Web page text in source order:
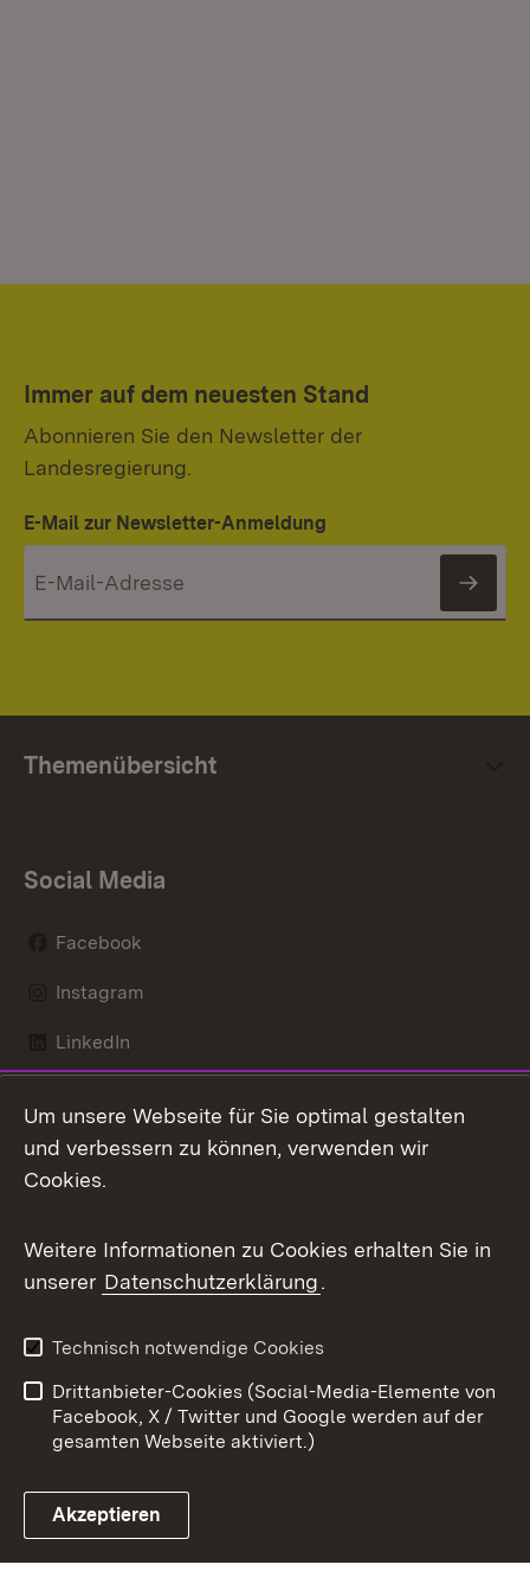
Immer auf dem neuesten Stand
Abonnieren Sie den Newsletter der
Landesregierung.
E-Mail zur Newsletter-Anmeldung
Themenübersicht
Social Media
Facebook
Instagram
LinkedIn
X / Twitter
Youtube
Link zum Landesportal
Kontakt
Datenschutz
Barrierefreiheit
Impressum
Cookies
Um unsere Webseite für Sie optimal gestalten
und verbessern zu können, verwenden wir
Cookies.
Weitere Informationen zu Cookies erhalten Sie in
unserer Datenschutzerklärung.
Technisch notwendige Cookies
Drittanbieter-Cookies (Social-Media-Elemente von
Facebook, X / Twitter und Google werden auf der
gesamten Webseite aktiviert.)
Akzeptieren